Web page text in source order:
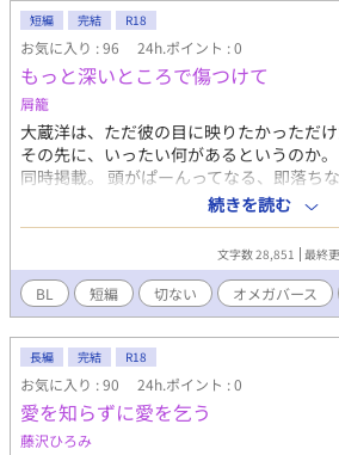
短編 完結 R18
お気に入り : 96 24h.ポイント : 0
もっと深いところで傷つけて
屑籠
大蔵洋は、ただ彼の目に映りたかっただ
その先に、いったい何があるというのか
同時掲載。 頭がぱーんってなる、即落ち
だ。 でも、いがみ合ってる関係も好きだ
を嫌ってる、元攻めだったとしても全然
続きを読む
文字数 28,851 最終
BL 短編 切ない オメガバース
長編 完結 R18
お気に入り : 90 24h.ポイント : 0
愛を知らずに愛を乞う
藤沢ひろみ